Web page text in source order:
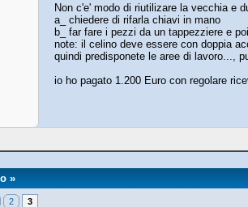
Non c'e' modo di riutilizare la vecchia e
a_ chiedere di rifarla chiavi in mano
b_ far fare i pezzi da un tappezziere e
note: il celino deve essere con doppia
quindi predisponete le aree di lavoro...,
io ho pagato 1.200 Euro con regolare
»
2 3